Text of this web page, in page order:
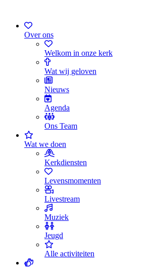
Over ons
Welkom in onze kerk
Wat wij geloven
Nieuws
Agenda
Ons Team
Wat we doen
Kerkdiensten
Levensmomenten
Livestream
Muziek
Jeugd
Alle activiteiten